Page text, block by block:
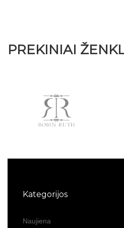
PREKINIAI
Kategorijos
Naujiena